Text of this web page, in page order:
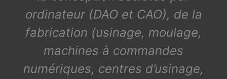
ordinateur (DAO et CAO), de la
fabrication (usinage, moulage,
machines à commandes
numériques, centres d’usinage,